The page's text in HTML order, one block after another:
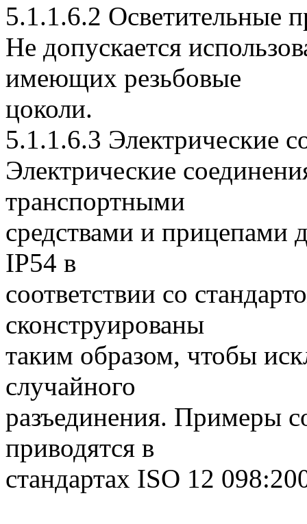
5.1.1.6.2 Осветительные
Не допускается
имеющих резьбовые
цоколи.
5.1.1.6.3 Электрические
Электрические
транспортными
средствами и прицепами
IP54 в
соответствии со
сконструированы
таким образом, чтобы
случайного
разъединения. Примеры
приводятся в
стандартах ISO 12